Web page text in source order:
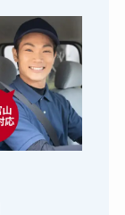
8,800円～(税込)
円～(税込)
11,000円～(税込)
8,800円～(税込)
円～(税込)